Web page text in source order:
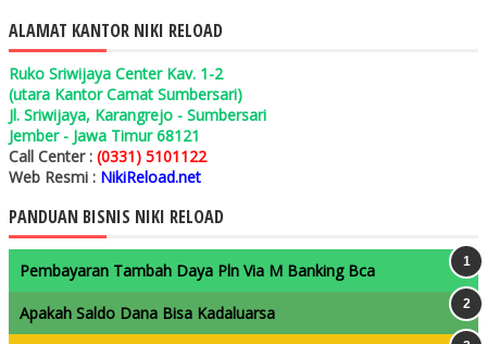
ALAMAT KANTOR NIKI RELOAD
Ruko Sriwijaya Center Kav. 1-2
(utara Kantor Camat Sumbersari)
Jl. Sriwijaya, Karangrejo - Sumbersari
Jember - Jawa Timur 68121
Call Center : (0331) 5101122
Web Resmi : NikiReload.net
PANDUAN BISNIS NIKI RELOAD
Pembayaran Tambah Daya Pln Via M Banking Bca
Apakah Saldo Dana Bisa Kadaluarsa